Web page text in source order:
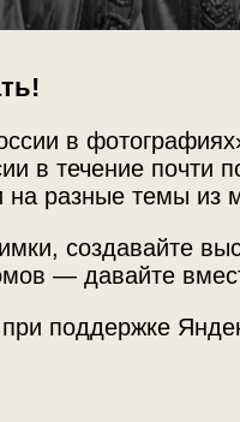
в
в течение почти
на разные темы из
создавайте
— давайте
поддержке